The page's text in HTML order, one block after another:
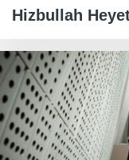
Hizbullah